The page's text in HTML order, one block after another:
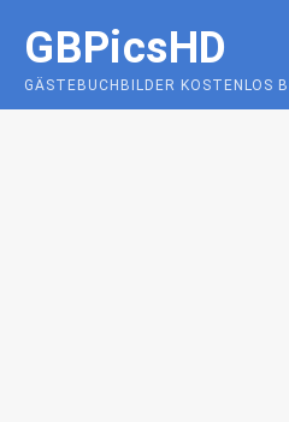
content
GBPicsHD
GÄSTEBUCHBILDER KOSTENLOS